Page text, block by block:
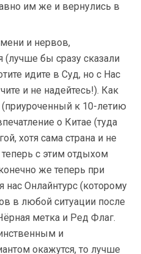
им же и вернулись в
и нервов,
(лучше бы сразу сказали
идите в Суд, но с Нас
и не надейтесь!). Как
к 10-летию
о Китае (туда
хотя сама страна и не
с этим отдыхом
же теперь при
нас Онлайнтурс (которому
в любой ситуации после
метка и Ред Флаг.
и
окажутся, то лучше